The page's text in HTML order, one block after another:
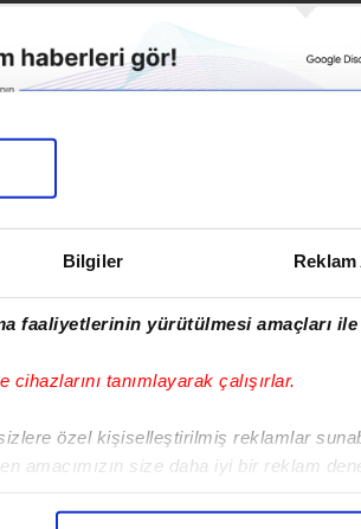
Bilgiler Reklam
faaliyetlerinin yürütülmesi amaçları ile
cihazlarını tanımlayarak çalışırlar.
özel kişiselleştirilmiş reklamlar
amacımızın size daha iyi bir reklam
SONRAKİ HABER
onlarca aracın
VİDEO
Cortaoğlu